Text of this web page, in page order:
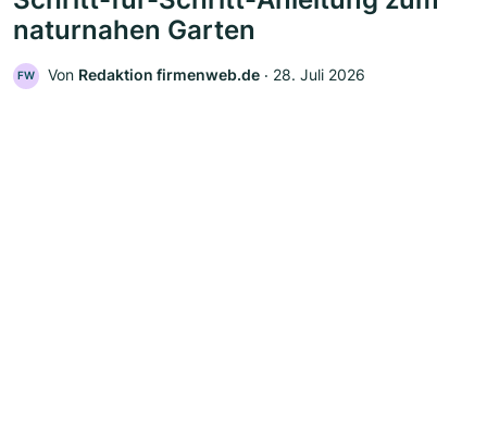
naturnahen Garten
FW Von Redaktion firmenweb.de ‧ 28. Juli 2026